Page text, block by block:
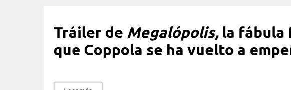
Tráiler de Megalópolis, la fábula
que Coppola se ha vuelto a